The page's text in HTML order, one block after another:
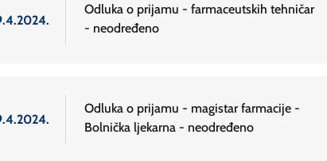
Odluka o prijamu - farmaceutskih tehničar
- neodređeno
Odluka o prijamu - magistar farmacije -
Bolnička ljekarna - neodređeno